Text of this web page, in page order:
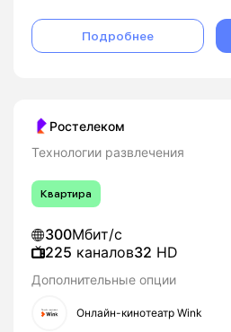
Подробнее
Ростелеком
Технологии развлечения
Квартира
300Мбит/с
225 каналов32 HD
Дополнительные опции
Онлайн-кинотеатр Wink